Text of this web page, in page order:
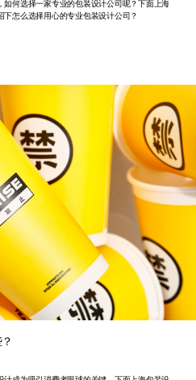
何选择一家专业的包装设计公司呢？下面上海
怎么选择用心的专业包装设计公司？